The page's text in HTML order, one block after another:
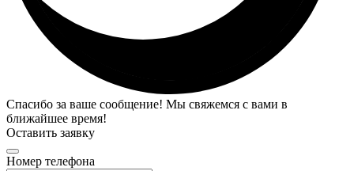
Спасибо за ваше сообщение! Мы свяжемся с вами в
ближайшее время!
Оставить заявку
Номер телефона